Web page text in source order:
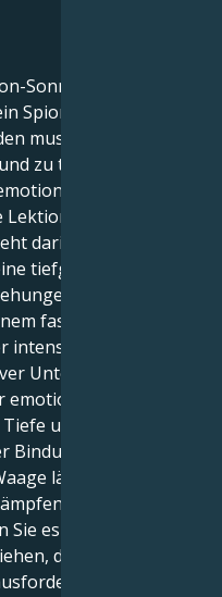
Sonne und einem
Spion, der ein
muss. Ihr tiefster
zu transformieren,
Ebene zu
Ihres Lebens,
darin,
tiefgreifende
zu schaffen.
faszinierenden
intensiven Natur und
Untersuchung. Ihre
Situation
und die
lässt Sie jedoch
Er zwingt Sie
es nicht wollen,
damit die Welt
besteht